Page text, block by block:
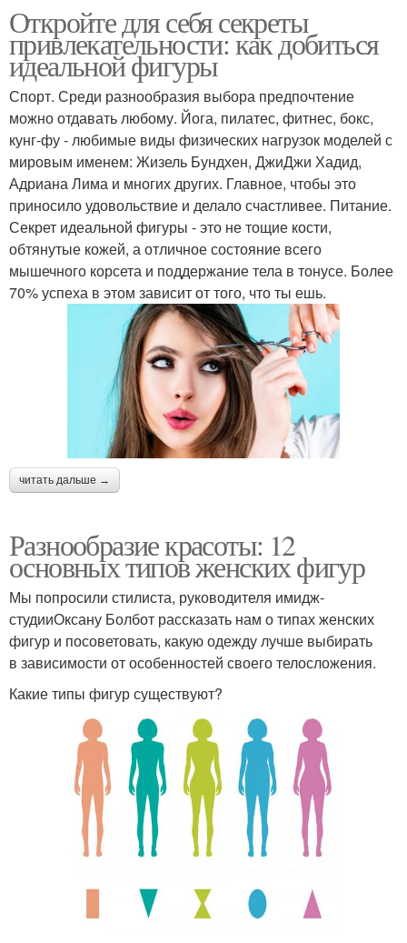
Откройте для себя секреты
привлекательности: как добиться
идеальной фигуры
Спорт. Среди разнообразия выбора предпочтение
можно отдавать любому. Йога, пилатес, фитнес, бокс,
кунг-фу - любимые виды физических нагрузок моделей с
мировым именем: Жизель Бундхен, ДжиДжи Хадид,
Адриана Лима и многих других. Главное, чтобы это
приносило удовольствие и делало счастливее. Питание.
Секрет идеальной фигуры - это не тощие кости,
обтянутые кожей, а отличное состояние всего
мышечного корсета и поддержание тела в тонусе. Более
70% успеха в этом зависит от того, что ты ешь.
читать дальше →
Разнообразие красоты: 12
основных типов женских фигур
Мы попросили стилиста, руководителя имидж-
студииОксану Болбот рассказать нам о типах женских
фигур и посоветовать, какую одежду лучше выбирать
в зависимости от особенностей своего телосложения.
Какие типы фигур существуют?